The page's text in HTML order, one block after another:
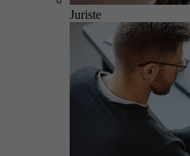
Juriste